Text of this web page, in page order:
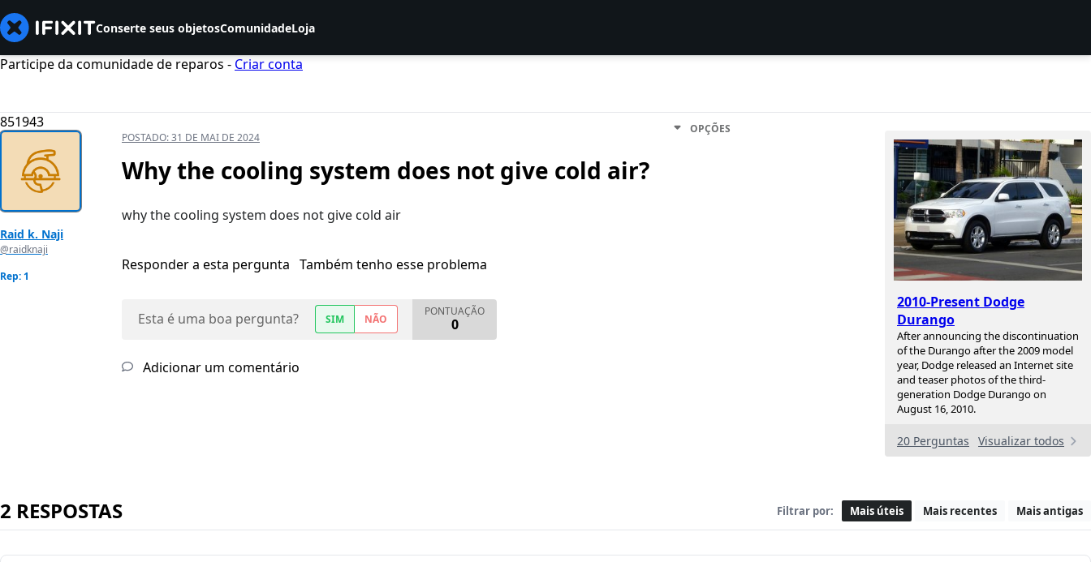
Conserte seus objetosComunidadeLoja
Participe da comunidade de reparos - Criar conta
851943
2010-Present Dodge
Durango
After announcing the discontinuation
of the Durango after the 2009 model
year, Dodge released an Internet site
and teaser photos of the third-
generation Dodge Durango on
August 16, 2010.
20 Perguntas Visualizar todos
Raid k. Naji
@raidknaji
Rep: 1
POSTADO:31 DE MAI DE 2024
OPÇÕES
Why the cooling system does not give cold air?
why the cooling system does not give cold air
Responder a esta pergunta Também tenho esse problema
Esta é uma boa pergunta? SIM NÃO
PONTUAÇÃO
0
Adicionar um comentário
2 RESPOSTAS Filtrar por: Mais úteis Mais recentes Mais antigas